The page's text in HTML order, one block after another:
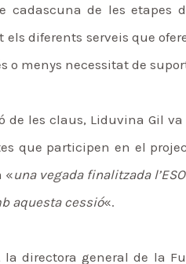
cadascuna de les etapes
diferents serveis que
o menys necessitat de
de les claus, Liduvina Gil
que participen en el
«una vegada finalitzada
aquesta cessió«.
la directora general de la